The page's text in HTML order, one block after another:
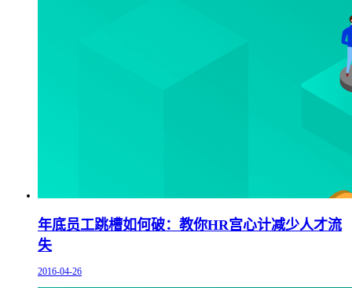
年底员工跳槽如何破：教你HR宫心计减少人才流
失
2016-04-26